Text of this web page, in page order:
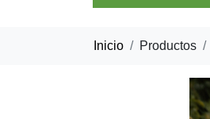
Inicio Productos